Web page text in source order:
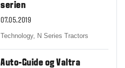
serien
07.05.2019
Technology, N Series Tractors
Auto-Guide og Valtra